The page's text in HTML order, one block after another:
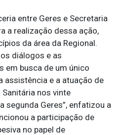
entre Geres e Secretaria
a realização dessa ação,
da área da Regional.
diálogos e as
em busca de um único
assistência e a atuação de
nos vinte
segunda Geres”, enfatizou a
a participação de
no papel de